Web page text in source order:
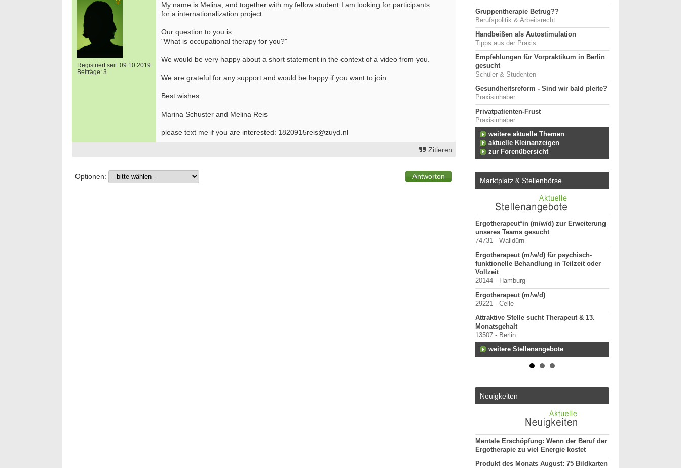
Registriert seit: 09.10.2019
Beiträge: 3
My name is Melina, and together with my fellow student I am looking for participants
for a internationalization project.
Our question to you is:
"What is occupational therapy for you?"
We would be very happy about a short statement in the context of a video from you.
We are grateful for any support and would be happy if you want to join.
Best wishes
Marina Schuster and Melina Reis
please text me if you are interested: 1820915reis@zuyd.nl
Zitieren
Optionen:
Gruppentherapie Betrug??
Berufspolitik & Arbeitsrecht
Handbeißen als Autostimulation
Tipps aus der Praxis
Empfehlungen für Vorpraktikum in Berlin
gesucht
Schüler & Studenten
Gesundheitsreform - Sind wir bald pleite?
Praxisinhaber
Privatpatienten-Frust
Praxisinhaber
weitere aktuelle Themen
aktuelle Kleinanzeigen
zur Forenübersicht
Marktplatz & Stellenbörse
Ergotherapeut*in (m/w/d) zur Erweiterung
unseres Teams gesucht
74731 - Walldürn
Ergotherapeut (m/w/d) für psychisch-
funktionelle Behandlung in Teilzeit oder
Vollzeit
20144 - Hamburg
Ergotherapeut (m/w/d)
29221 - Celle
Attraktive Stelle sucht Therapeut & 13.
Monatsgehalt
13507 - Berlin
weitere Stellenangebote
Neuigkeiten
Mentale Erschöpfung: Wenn der Beruf der
Ergotherapie zu viel Energie kostet
Produkt des Monats August: 75 Bildkarten